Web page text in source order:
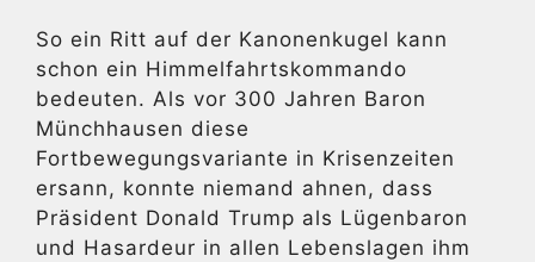
So ein Ritt auf der Kanonenkugel kann
schon ein Himmelfahrtskommando
bedeuten. Als vor 300 Jahren Baron
Münchhausen diese
Fortbewegungsvariante in Krisenzeiten
ersann, konnte niemand ahnen, dass
Präsident Donald Trump als Lügenbaron
und Hasardeur in allen Lebenslagen ihm